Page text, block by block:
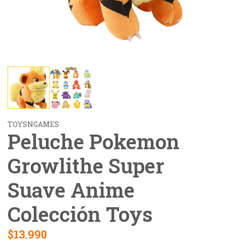
TOYSNGAMES
Peluche Pokemon
Growlithe Super
Suave Anime
Colección Toys
$13.990